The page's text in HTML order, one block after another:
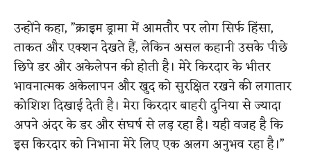
उन्होंने कहा, ”क्राइम ड्रामा में आमतौर पर लोग सिर्फ हिंसा,
ताकत और एक्शन देखते हैं, लेकिन असल कहानी उसके पीछे
छिपे डर और अकेलेपन की होती है। मेरे किरदार के भीतर
भावनात्मक अकेलापन और खुद को सुरक्षित रखने की लगातार
कोशिश दिखाई देती है। मेरा किरदार बाहरी दुनिया से ज्यादा
अपने अंदर के डर और संघर्ष से लड़ रहा है। यही वजह है कि
इस किरदार को निभाना मेरे लिए एक अलग अनुभव रहा है।”